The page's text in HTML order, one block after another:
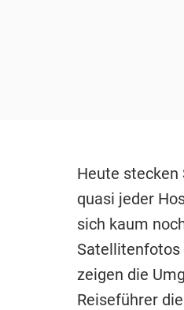
Heute
quasi jeder
sich kaum
Satellitenfotos
zeigen die
Reiseführer